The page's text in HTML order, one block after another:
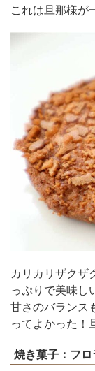
これは旦那様が
カリカリザクザ
っぷりで美味し
甘さのバランス
ってよかった！
焼き菓子：フロ